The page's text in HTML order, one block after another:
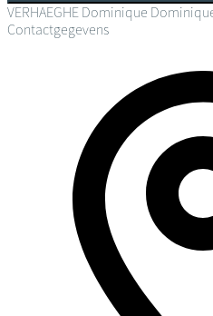
VERHAEGHE Dominique
Contactgegevens